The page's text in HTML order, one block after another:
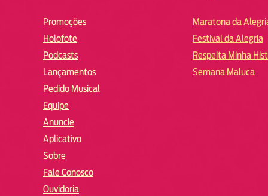
Promoções
Holofote
Podcasts
Lançamentos
Pedido Musical
Equipe
Anuncie
Aplicativo
Sobre
Fale Conosco
Ouvidoria
Maratona da
Festival da Alegria
Respeita Minha
Semana Maluca